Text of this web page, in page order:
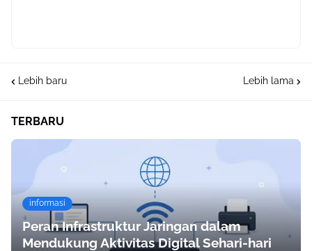
Lebih baru Lebih lama
TERBARU
informasi
Peran Infrastruktur Jaringan dalam
Mendukung Aktivitas Digital Sehari-hari